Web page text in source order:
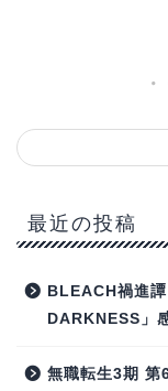
最近の投稿
BLEACH禍進
DARKNESS」
無職転生3期 第